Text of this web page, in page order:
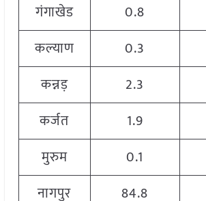
गंगाखेड
0.8
कल्याण
0.3
कन्नड़
2.3
कर्जत
1.9
मुरुम
0.1
नागपुर
84.8